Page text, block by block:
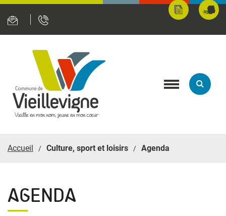
Mes
démarches
Toggle
Accueil Culture, sport et loisirs Agenda
AGENDA
Panneau de gestion des cookies